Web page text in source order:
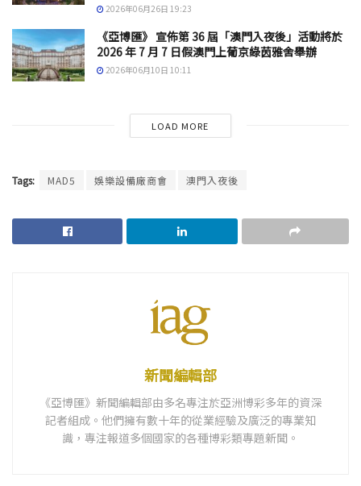
2026年06月26日 19:23
《亞博匯》 宣佈第 36 屆「澳門入夜後」活動將於
2026 年 7 月 7 日假澳門上葡京綠茵雅舍舉辦
2026年06月10日 10:11
LOAD MORE
Tags: MAD5 娛樂設備廠商會 澳門入夜後
新聞編輯部
《亞博匯》新聞編輯部由多名專注於亞洲博彩多年的資深
記者組成。他們擁有數十年的從業經驗及廣泛的專業知
識，專注報道多個國家的各種博彩類專題新聞。